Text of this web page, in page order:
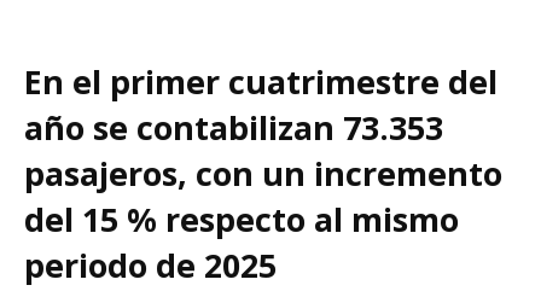
En el primer cuatrimestre del
año se contabilizan 73.353
pasajeros, con un incremento
del 15 % respecto al mismo
periodo de 2025